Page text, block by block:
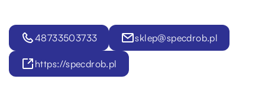
48733503733 sklep@specdrob.pl
https://specdrob.pl